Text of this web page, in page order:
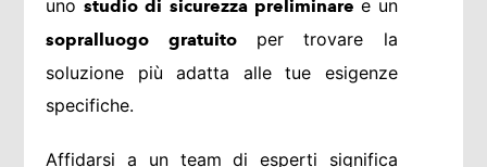
unostudio di sicurezza preliminare e un
sopralluogo gratuito per trovare la
soluzione più adatta alle tue esigenze
specifiche.
Affidarsi a un team di esperti significa